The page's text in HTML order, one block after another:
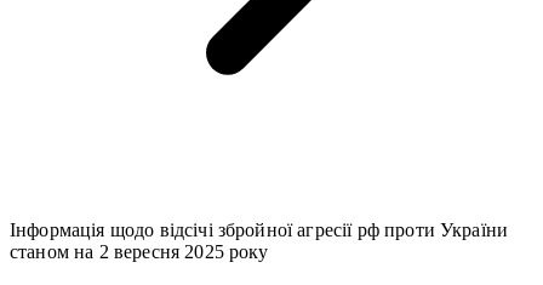
Інформація щодо відсічі збройної агресії рф проти України
станом на 2 вересня 2025 року